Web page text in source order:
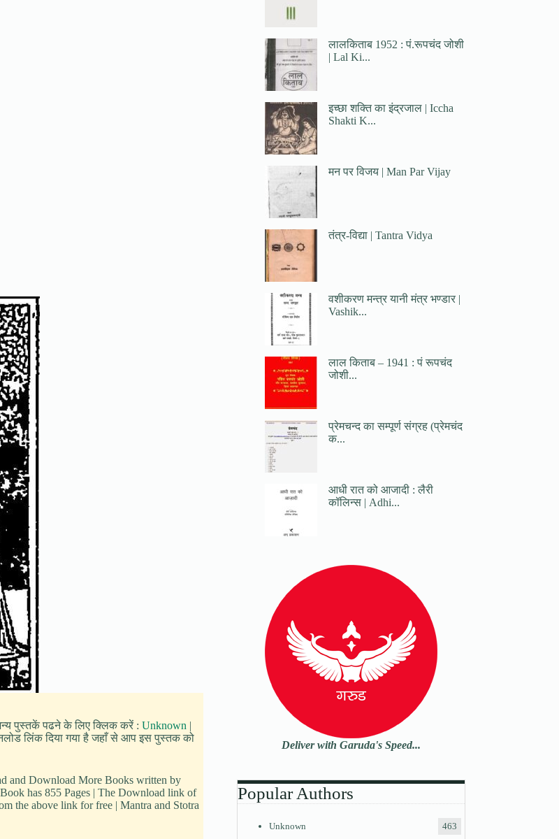
पुस्तकें पढने के लिए क्लिक करें : Unknown |
लिंक दिया गया है जहाँ से आप इस पुस्तक को
and Download More Books written by
has 855 Pages | The Download link of
the above link for free | Mantra and Stotra
लालकिताब 1952 : पं.रूपचंद जोशी
| Lal Ki...
इच्छा शक्ति का इंद्रजाल | Iccha
Shakti K...
मन पर विजय | Man Par Vijay
तंत्र-विद्या | Tantra Vidya
वशीकरण मन्त्र यानी मंत्र भण्डार |
Vashik...
लाल किताब – 1941 : पं रूपचंद
जोशी...
प्रेमचन्द का सम्पूर्ण संग्रह (प्रेमचंद
क...
आधी रात को आजादी : लैरी
कॉलिन्स | Adhi...
Deliver with Garuda's Speed...
Popular Authors
Unknown 463